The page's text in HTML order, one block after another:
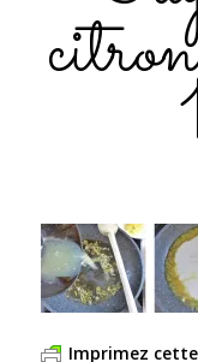
Imprimez